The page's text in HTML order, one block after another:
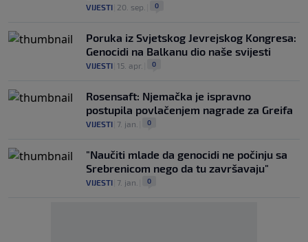
VIJESTI 20. sep. 0
Poruka iz Svjetskog Jevrejskog Kongresa:
Genocidi na Balkanu dio naše svijesti
VIJESTI 15. apr. 0
Rosensaft: Njemačka je ispravno
postupila povlačenjem nagrade za Greifa
VIJESTI 7. jan. 0
"Naučiti mlade da genocidi ne počinju sa
Srebrenicom nego da tu završavaju"
VIJESTI 7. jan. 0